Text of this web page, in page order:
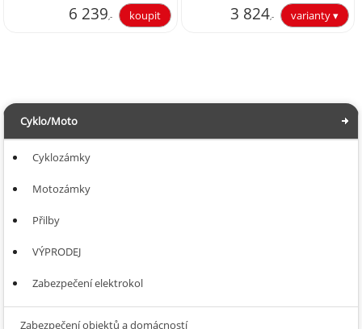
6 239,- 3 824,-
Cyklo/Moto
Cyklozámky
Motozámky
Přilby
VÝPRODEJ
Zabezpečení elektrokol
Zabezpečení objektů a domácností